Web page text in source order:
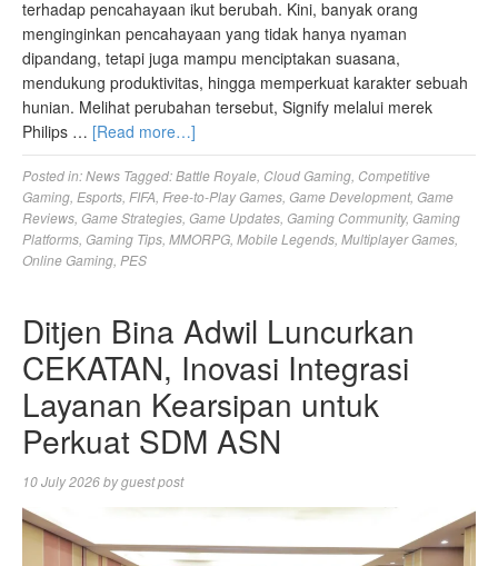
terhadap pencahayaan ikut berubah. Kini, banyak orang
menginginkan pencahayaan yang tidak hanya nyaman
dipandang, tetapi juga mampu menciptakan suasana,
mendukung produktivitas, hingga memperkuat karakter sebuah
hunian. Melihat perubahan tersebut, Signify melalui merek
Philips … [Read more…]
Posted in:News Tagged:Battle Royale, Cloud Gaming, Competitive
Gaming, Esports, FIFA, Free-to-Play Games, Game Development, Game
Reviews, Game Strategies, Game Updates, Gaming Community, Gaming
Platforms, Gaming Tips, MMORPG, Mobile Legends, Multiplayer Games,
Online Gaming, PES
Ditjen Bina Adwil Luncurkan
CEKATAN, Inovasi Integrasi
Layanan Kearsipan untuk
Perkuat SDM ASN
10 July 2026byguest post